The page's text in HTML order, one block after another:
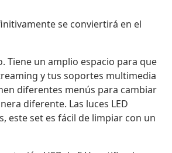
se conviertirá en el
Tiene un amplio espacio para que
y tus soportes multimedia
diferentes menús para cambiar
diferente. Las luces LED
este set es fácil de limpiar con un